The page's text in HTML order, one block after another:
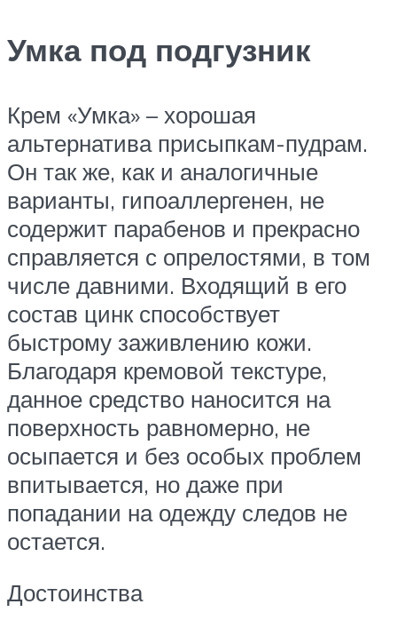
Умка под подгузник
Крем «Умка» – хорошая
альтернатива присыпкам-пудрам.
Он так же, как и аналогичные
варианты, гипоаллергенен, не
содержит парабенов и прекрасно
справляется с опрелостями, в том
числе давними. Входящий в его
состав цинк способствует
быстрому заживлению кожи.
Благодаря кремовой текстуре,
данное средство наносится на
поверхность равномерно, не
осыпается и без особых проблем
впитывается, но даже при
попадании на одежду следов не
остается.
Достоинства